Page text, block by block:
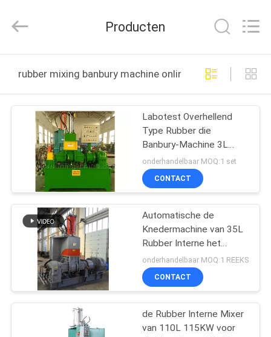
PRODUCTEN
ONGEVEER
FABRIEKSREIS
KWALITEITSCONTROLE
CONTACTEER
ONS
Machine
CO.,LTD.
Reserved.
Producten
rubber mixing banbury machine online fabricage
Labotest Overhellend
Type Rubber die
Banbury-Machine 3L
mengen met PLC
Controlesysteem
onderhandelbaar MOQ:1 set
CONTACT
Automatische de
Knedermachine van 35L
Rubber Interne het
Mengen zich Banbury
Machine
onderhandelbaar MOQ:1 REEKS
CONTACT
de Rubber Interne Mixer
van 110L 115KW voor